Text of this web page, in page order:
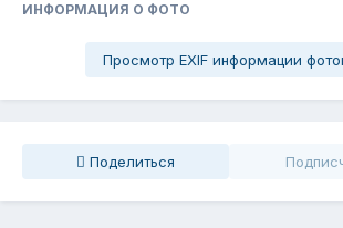
ИНФОРМАЦИЯ О ФОТО
Просмотр EXIF информации
Поделиться